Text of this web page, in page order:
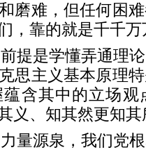
磨难，但任何困
，靠的就是千千
提是学懂弄通理
思主义基本原理
含其中的立场观
义、知其然更知其
量源泉，我们党